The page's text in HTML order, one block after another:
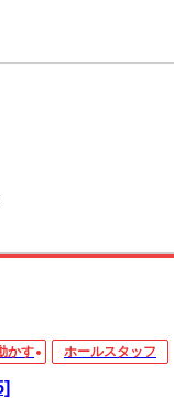
かす ホールスタッフ